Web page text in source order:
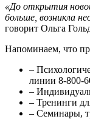
«До открытия
больше, возникла
говорит Ольга
Напоминаем, что
–
линии 8-800-
–
– Тренинги
– Семинары,